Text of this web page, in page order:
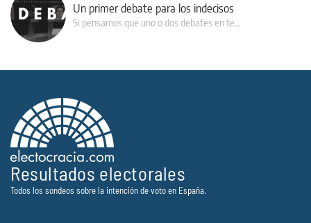
Un primer debate para los indecisos
Si pensamos que uno o dos debates en te…
Resultados electorales
Todos los sondeos sobre la intención de voto en España.